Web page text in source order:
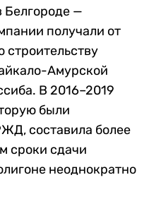
Белгороде —
получали от
Амурской
В 2016–2019
были
составила более
сроки сдачи
неоднократно